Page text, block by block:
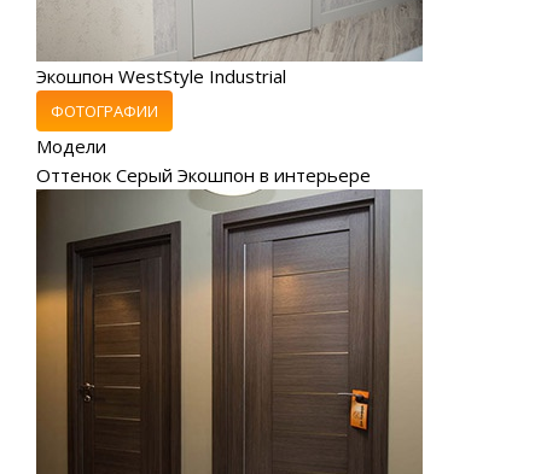
Экошпон WestStyle Industrial
ФОТОГРАФИИ
Модели
Оттенок Серый Экошпон в интерьере